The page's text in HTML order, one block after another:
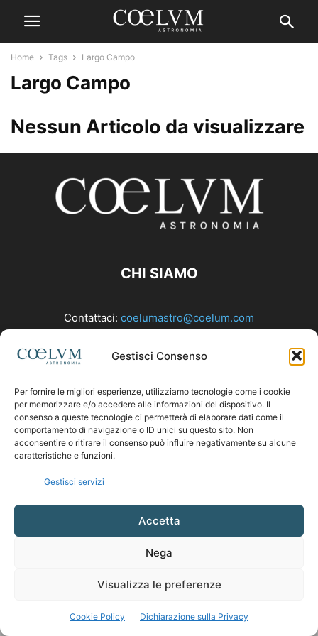
Gestisci Consenso
Per fornire le migliori esperienze, utilizziamo tecnologie come i cookie
per memorizzare e/o accedere alle informazioni del dispositivo. Il
consenso a queste tecnologie ci permetterà di elaborare dati come il
comportamento di navigazione o ID unici su questo sito. Non
acconsentire o ritirare il consenso può influire negativamente su alcune
caratteristiche e funzioni.
Gestisci servizi
Accetta
Nega
Visualizza le preferenze
Cookie Policy Dichiarazione sulla Privacy
Home Tags Largo Campo
Largo Campo
Nessun Articolo da visualizzare
CHI SIAMO
Contattaci: coelumastro@coelum.com
SEGUICI